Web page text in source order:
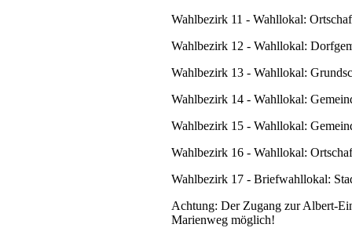
Wahlbezirk 11 - Wahllokal:
Wahlbezirk 12 - Wahllokal:
Wahlbezirk 13 - Wahllokal:
Wahlbezirk 14 - Wahllokal:
Wahlbezirk 15 - Wahllokal:
Wahlbezirk 16 - Wahllokal:
Wahlbezirk 17 - Briefwahllokal:
Achtung: Der Zugang zur Albert-
Marienweg möglich!